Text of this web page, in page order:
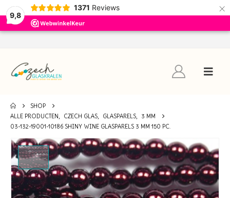
9,8
1371 Reviews ×
SHOP
ALLE PRODUCTEN, CZECH GLAS, GLASPARELS,
3 MM
03-132-19001-10186 SHINY WINE GLASPARELS 3 MM 150 PC.